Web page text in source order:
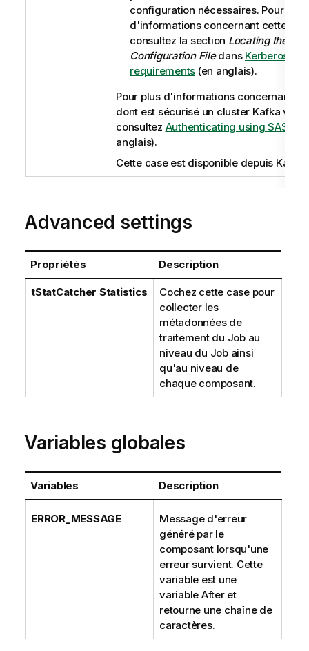
configuration nécessaires. Pour plus
d'informations concernant cette
consultez la section Locating the
Configuration Filedans Kerberos
requirements (en anglais).
Pour plus d'informations concernant la
dont est sécurisé un cluster Kafka via
consultez Authenticating using SASL
anglais).
Cette case est disponible depuis Kafka
Advanced settings
Propriétés Description
tStatCatcher Statistics
Cochez cette case pour
collecter les
métadonnées de
traitement du Job au
niveau du Job ainsi
qu'au niveau de
chaque composant.
Variables globales
Variables Description
ERROR_MESSAGE
Message d'erreur
généré par le
composant lorsqu'une
erreur survient. Cette
variable est une
variable After et
retourne une chaîne de
caractères.